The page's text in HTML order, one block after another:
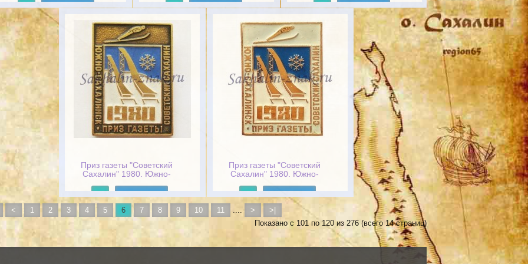
Приз газеты "Советский
Сахалин" 1980. Южно-
Приз газеты "Советский
Сахалин" 1980. Южно-
<
1 2 3 4 5 6 7 8 9 10 11 .... >
>|
Показано с 101 по 120 из 276 (всего 14 страниц)